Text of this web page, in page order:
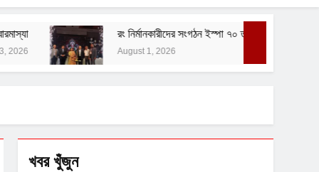
রং নির্মানকারীদের সংগঠন ইস্পা ৭০ তম বর্ষ পালন করল
August 1, 2026
খবর খুঁজুন